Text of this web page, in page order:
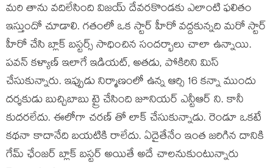
మరి తాను వదిలేసింది విజయ్ దేవరకొండకు ఎలాంటి ఫలితం
ఇస్తుందో చూడాలి. గతంలో ఒక స్టార్ హీరో వద్దకున్నది మరో స్టార్
హీరో చేసి బ్లాక్ బస్టర్స్ సాధించిన సందర్భాలు చాలా ఉన్నాయి.
పవన్ కళ్యాణ్ ఇలాగే ఇడియట్, అతడు, పోకిరిని మిస్
చేసుకున్నారు. ఇప్పుడు నిర్మాణంలో ఉన్న ఆర్సి 16 కన్నా ముందు
దర్శకుడు బుచ్చిబాబు ట్రై చేసింది జూనియర్ ఎన్టీఆర్ ని. కానీ
కుదరలేదు. ఈలోగా చరణ్ తో లాక్ చేసుకున్నాడు. రెండూ ఒకటే
కథనా కాదానేది బయటికి రాలేదు. ఏదైతేనేం ఇంత జరిగిన దానికి
గేమ్ ఛేంజర్ బ్లాక్ బస్టర్ అయితే అదే చాలనుకుంటున్నారు